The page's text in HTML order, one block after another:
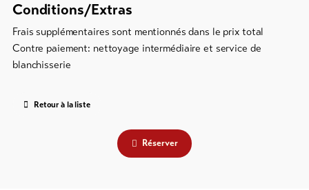
Conditions/Extras
Frais supplémentaires sont mentionnés dans le prix total
Contre paiement: nettoyage intermédiaire et service de
blanchisserie
Retour à la liste
Réserver